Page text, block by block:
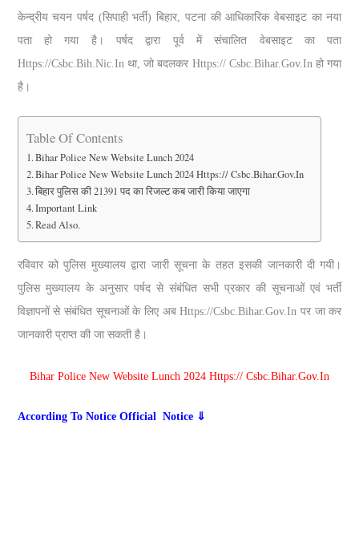
केन्द्रीय चयन पर्षद (सिपाही भर्ती) बिहार, पटना की आधिकारिक वेबसाइट का नया
पता हो गया है। पर्षद द्वारा पूर्व में संचालित वेबसाइट का पता
Https://csbc.bih.nic.in था, जो बदलकर Https:// Csbc.bihar.gov.in हो गया
है।
Table Of Contents
Bihar Police New Website Lunch 2024
Bihar Police New Website Lunch 2024 Https:// Csbc.bihar.gov.in
बिहार पुलिस की 21391 पद का रिजल्‍ट कब जारी किया जाएगा
Important Link
Read Also.
रविवार को पुलिस मुख्यालय द्वारा जारी सूचना के तहत इसकी जानकारी दी गयी।
पुलिस मुख्यालय के अनुसार पर्षद से संबंधित सभी प्रकार की सूचनाओं एवं भर्ती
विज्ञापनों से संबंधित सूचनाओं के लिए अब Https://csbc.bihar.gov.in पर जा कर
जानकारी प्राप्त की जा सकती है।
Bihar Police New Website Lunch 2024 Https:// Csbc.bihar.gov.in
According To Notice Official Notice ⇓